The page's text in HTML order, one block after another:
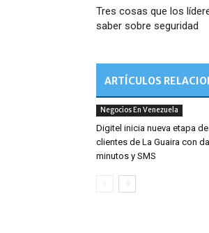
Tres cosas que los
saber sobre seguridad
ARTÍCULOS
Negocios En Venezuela
Digitel inicia nueva etapa
clientes de La Guaira con
minutos y SMS